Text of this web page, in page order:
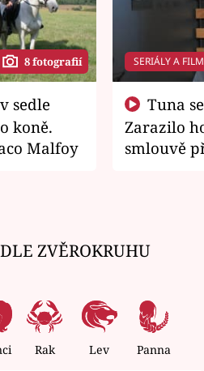
8 fotografií
koně.
Malfoy
SERIÁLY A
Zarazilo
smlouvě
ZVĚROKRUHU
Rak Lev Panna